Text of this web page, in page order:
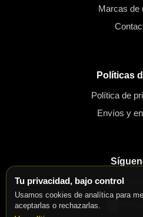
Tu privacidad, bajo control
Usamos cookies de analítica para
aceptarlas o rechazarlas.
Marcas de
Políticas
Política de
Envíos y